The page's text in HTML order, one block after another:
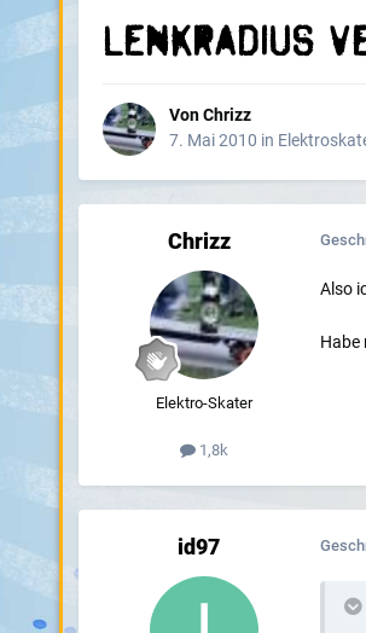
Lenkradius
VonChrizz
7. Mai 2010 in
Chrizz
Elektro-Skater
1,8k
Also
Habe
id97